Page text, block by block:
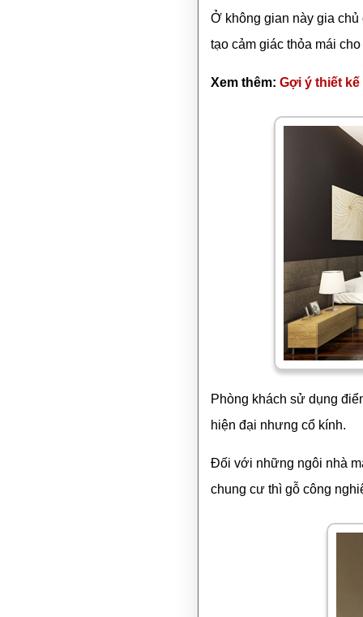
Ở không gian này gia
tạo cảm giác thỏa mái
Xem thêm: Gợi ý thiết
Phòng khách sử dụng
hiện đại nhưng cổ kính.
Đối với những ngôi nhà
chung cư thì gỗ công